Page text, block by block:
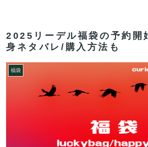
2025リーデル福袋の予約開
身ネタバレ/購入方法も
福袋